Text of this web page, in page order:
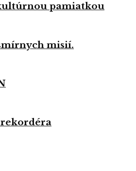
pamiatkou
misií.
rekordéra